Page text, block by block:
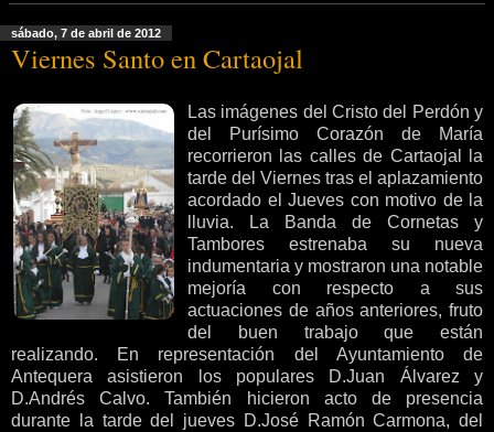
sábado, 7 de abril de 2012
Viernes Santo en Cartaojal
Las imágenes del Cristo del Perdón y
del Purísimo Corazón de María
recorrieron las calles de Cartaojal la
tarde del Viernes tras el aplazamiento
acordado el Jueves con motivo de la
lluvia. La Banda de Cornetas y
Tambores estrenaba su nueva
indumentaria y mostraron una notable
mejoría con respecto a sus
actuaciones de años anteriores, fruto
del buen trabajo que están
realizando. En representación del Ayuntamiento de
Antequera asistieron los populares D.Juan Álvarez y
D.Andrés Calvo. También hicieron acto de presencia
durante la tarde del jueves D.José Ramón Carmona, del